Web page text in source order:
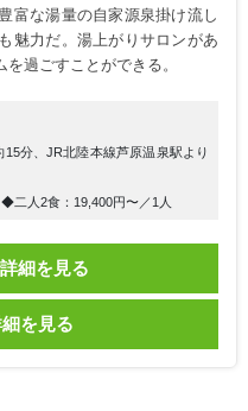
富な湯量の自家源泉掛け流し
魅力だ。湯上がりサロンがあ
過ごすことができる。
分、JR北陸本線芦原温泉駅より
二人2食：19,400円〜／1人
細を見る
を見る